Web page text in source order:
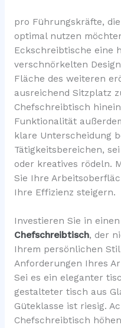
pro Führungskräfte,
optimal nutzen
Eckschreibtische eine
verschnörkelten
Fläche des weiteren
ausreichend Sitzplatz
Chefschreibtisch
Funktionalität
klare Unterscheidung
Tätigkeitsbereichen,
oder kreatives rödeln.
Sie Ihre
Ihre Effizienz steigern.
Investieren Sie in einen
Chefschreibtisch, der
Ihrem persönlichen
Anforderungen Ihres
Sei es ein eleganter
gestalteter tisch aus
Güteklasse ist riesig.
Chefschreibtisch